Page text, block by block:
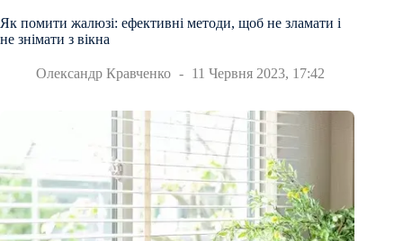
Як помити жалюзі: ефективні методи, щоб не зламати і
не знімати з вікна
Олександр Кравченко 11 Червня 2023, 17:42